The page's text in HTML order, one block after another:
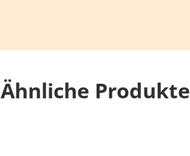
Ähnliche Produkte